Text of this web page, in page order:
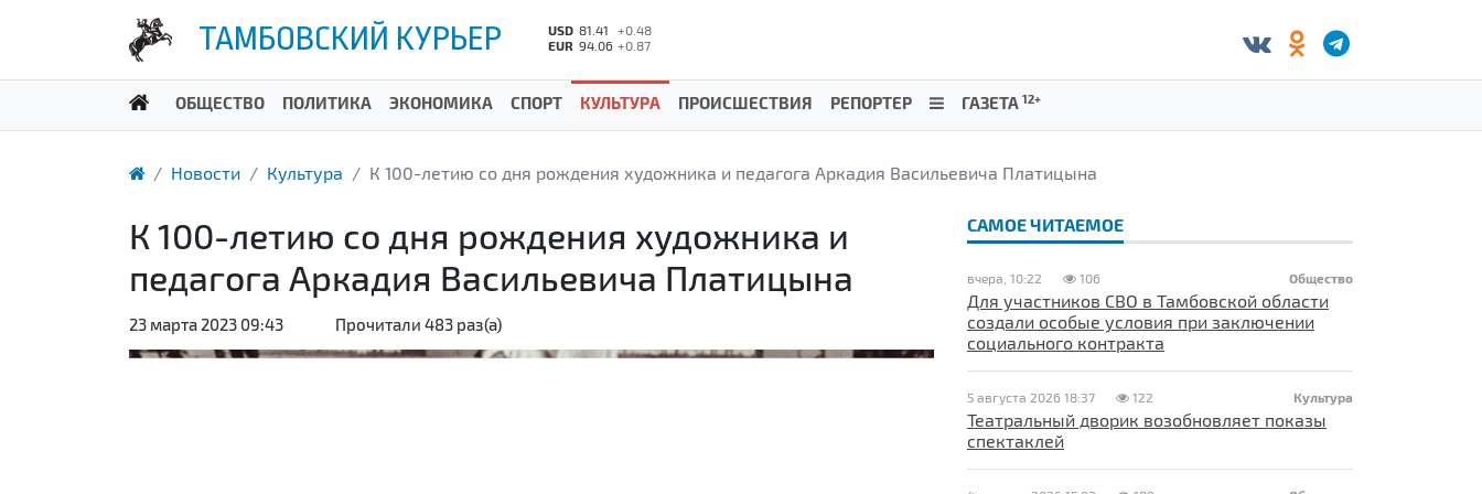
ТАМБОВСКИЙ КУРЬЕР USD 81.41
+0.48
EUR 94.06 +0.87
ОБЩЕСТВО ПОЛИТИКА ЭКОНОМИКА СПОРТ КУЛЬТУРА ПРОИСШЕСТВИЯ РЕПОРТЕР ГАЗЕТА 12+
Новости Культура К 100-летию со дня рождения художника и педагога Аркадия Васильевича Платицына
К 100-летию со дня рождения художника и
педагога Аркадия Васильевича Платицына
23 марта 2023 09:43 Прочитали 483 раз(а)
САМОЕ ЧИТАЕМОЕ
Общество
вчера, 10:22 106
Для участников СВО в Тамбовской области
создали особые условия при заключении
социального контракта
Культура
5 августа 2026 18:37 122
Театральный дворик возобновляет показы
спектаклей